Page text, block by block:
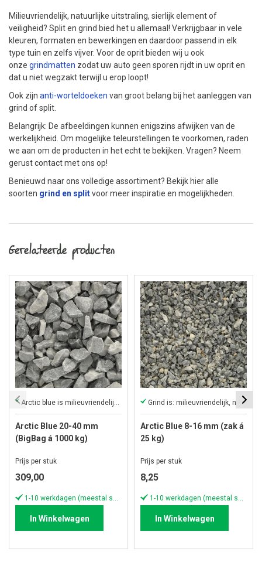
Milieuvriendelijk, natuurlijke uitstraling, sierlijk element of
veiligheid? Split en grind bied het u allemaal! Verkrijgbaar in vele
kleuren, formaten en bewerkingen en daardoor passend in elk
type tuin en zelfs vijver. Voor de oprit bieden wij u ook
onze grindmatten zodat uw auto geen sporen rijdt in uw oprit en
dat u niet wegzakt terwijl u erop loopt!
Ook zijn anti-worteldoeken van groot belang bij het aanleggen van
grind of split.
Belangrijk: De afbeeldingen kunnen enigszins afwijken van de
werkelijkheid. Om mogelijke teleurstellingen te voorkomen, raden
we aan om de producten in het echt te bekijken. Vragen? Neem
gerust contact met ons op!
Benieuwd naar ons volledige assortiment? Bekijk hier alle
soorten grind en splitvoor meer inspiratie en mogelijkheden.
Gerelateerde producten
Arctic blue is milieuvriendelijk & heeft een natuurlijke uitstraling
Arctic Blue 20-40 mm
(BigBag á 1000 kg)
Prijs per stuk
309,00
In Winkelwagen
Grind is: milieuvriendelijk, natuurlijk & sierlijk
Arctic Blue 8-16 mm (zak á
25 kg)
Prijs per stuk
8,25
In Winkelwagen